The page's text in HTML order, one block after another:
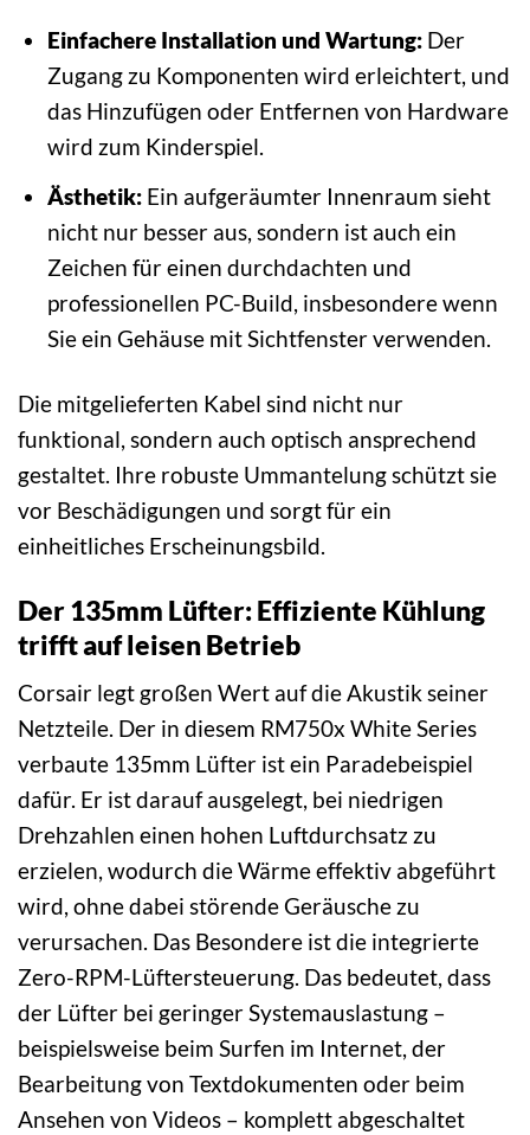
Einfachere Installation und Wartung:Der
Zugang zu Komponenten wird erleichtert, und
das Hinzufügen oder Entfernen von Hardware
wird zum Kinderspiel.
Ästhetik:Ein aufgeräumter Innenraum sieht
nicht nur besser aus, sondern ist auch ein
Zeichen für einen durchdachten und
professionellen PC-Build, insbesondere wenn
Sie ein Gehäuse mit Sichtfenster verwenden.
Die mitgelieferten Kabel sind nicht nur
funktional, sondern auch optisch ansprechend
gestaltet. Ihre robuste Ummantelung schützt sie
vor Beschädigungen und sorgt für ein
einheitliches Erscheinungsbild.
Der 135mm Lüfter: Effiziente Kühlung
trifft auf leisen Betrieb
Corsair legt großen Wert auf die Akustik seiner
Netzteile. Der in diesem RM750x White Series
verbaute 135mm Lüfter ist ein Paradebeispiel
dafür. Er ist darauf ausgelegt, bei niedrigen
Drehzahlen einen hohen Luftdurchsatz zu
erzielen, wodurch die Wärme effektiv abgeführt
wird, ohne dabei störende Geräusche zu
verursachen. Das Besondere ist die integrierte
Zero-RPM-Lüftersteuerung. Das bedeutet, dass
der Lüfter bei geringer Systemauslastung –
beispielsweise beim Surfen im Internet, der
Bearbeitung von Textdokumenten oder beim
Ansehen von Videos – komplett abgeschaltet